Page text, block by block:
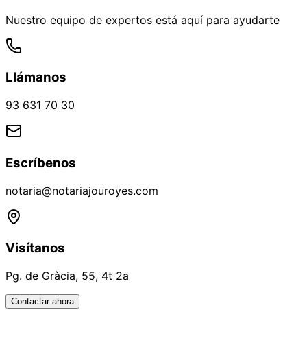
Nuestro equipo de expertos está aquí para ayudarte
Llámanos
93 631 70 30
Escríbenos
notaria@notariajouroyes.com
Visítanos
Pg. de Gràcia, 55, 4t 2a
Contactar ahora